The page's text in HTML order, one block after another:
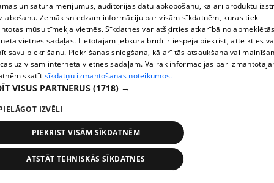
Estere Bindre atklāj, kas viņu kaitina mātes rīcībā
17. epizode
un satura mērījumus, auditorijas datu apkopošanu, kā arī produktu
Zemāk sniedzam informāciju par visām sīkdatnēm, kuras tiek
mūsu tīmekļa vietnēs. Sīkdatnes var atšķirties atkarībā no
vietnes sadaļas. Lietotājam jebkurā brīdī ir iespēja piekrist, atteikties
savu piekrišanu. Piekrišanas sniegšana, kā arī tās atsaukšana vai
uz visām interneta vietnes sadaļām. Vairāk informācijas par
skatīt sīkdatņu izmantošanas noteikumos.
VISUS PARTNERUS (1718) →
IZVĒLI
PIEKRIST VISĀM SĪKDATNĒM
ATSTĀT TEHNISKĀS SĪKDATNES